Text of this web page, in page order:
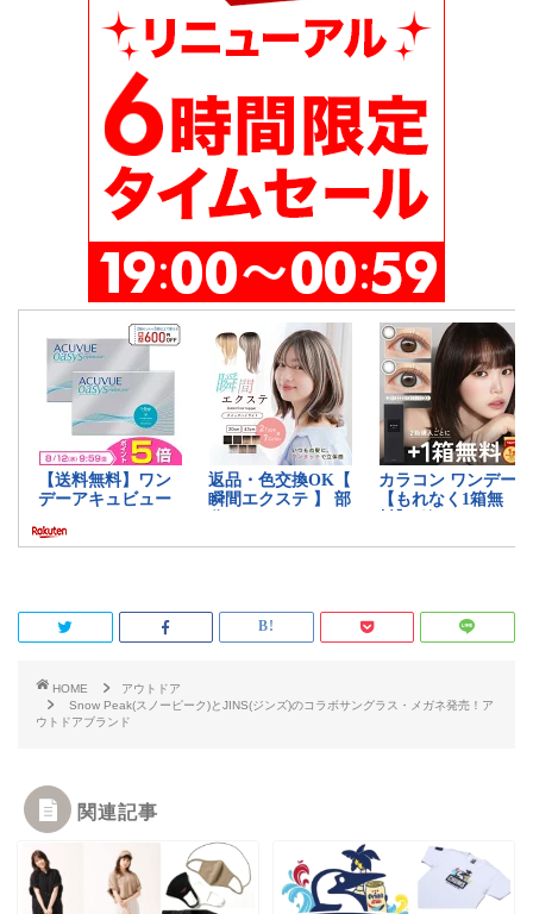
HOME
アウトドア
Snow Peak(スノーピーク)とJINS(ジンズ)のコラボサングラス・メガネ発売！ア
ウトドアブランド
関連記事